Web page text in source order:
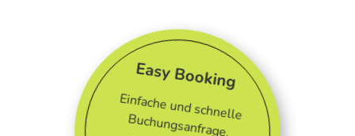
Easy Booking
Einfache und schnelle
Buchungsanfrage.